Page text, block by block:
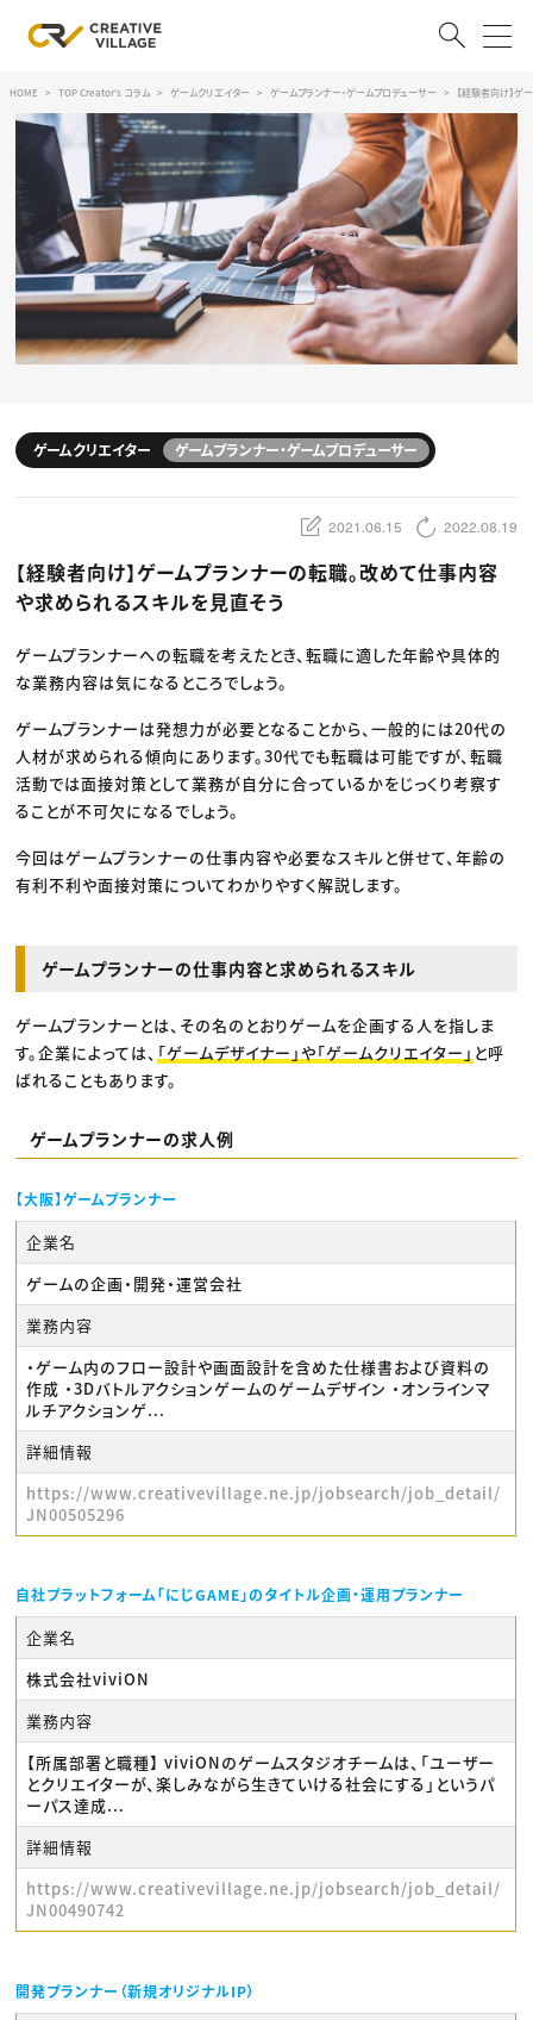
ログイン 会員登録
RECRUIT
クリエイター求人を探す
CREATIVE JOB求人検索
特集求人
採用説明会
スキルアップしたい！
デザイン
編集・ライティング
マーケティング
ディレクション
業界解説・キャリア事情
TOP Creator’s コラム
Webクリエイター
アプリクリエイター
ゲームクリエイター
映像クリエイター
クリエイターインタビュー
C＆R Magazine
セミナー
ニュース・トレンド トップ
Web
ゲーム・エンタメ
広告
出版
CREATIVE VILLAGEからのお知らせ
HOME TOP Creator's コラム ゲームクリエイター ゲームプランナー・ゲームプロデューサー 【経験者向け】ゲ
ゲームクリエイター ゲームプランナー・ゲームプロデューサー
2021.06.15 2022.08.19
【経験者向け】ゲームプランナーの転職。改めて仕事内容
や求められるスキルを見直そう
ゲームプランナーへの転職を考えたとき、転職に適した年齢や具体的
な業務内容は気になるところでしょう。
ゲームプランナーは発想力が必要となることから、一般的には20代の
人材が求められる傾向にあります。30代でも転職は可能ですが、転職
活動では面接対策として業務が自分に合っているかをじっくり考察す
ることが不可欠になるでしょう。
今回はゲームプランナーの仕事内容や必要なスキルと併せて、年齢の
有利不利や面接対策についてわかりやすく解説します。
ゲームプランナーの仕事内容と求められるスキル
ゲームプランナーとは、その名のとおりゲームを企画する人を指しま
す。企業によっては、 「ゲームデザイナー」や「ゲームクリエイター」 と呼
ばれることもあります。
ゲームプランナーの求人例
【大阪】ゲームプランナー
企業名
ゲームの企画・開発・運営会社
業務内容
・ゲーム内のフロー設計や画面設計を含めた仕様書および資料の
作成 ・3Dバトルアクションゲームのゲームデザイン ・オンラインマ
ルチアクションゲ...
詳細情報
https://www.creativevillage.ne.jp/jobsearch/job_detail/
JN00505296
自社プラットフォーム「にじGAME」のタイトル企画・運用プランナー
企業名
株式会社viviON
業務内容
【所属部署と職種】 viviONのゲームスタジオチームは、「ユーザー
とクリエイターが、楽しみながら生きていける社会にする」というパ
ーパス達成...
詳細情報
https://www.creativevillage.ne.jp/jobsearch/job_detail/
JN00490742
開発プランナー（新規オリジナルIP）